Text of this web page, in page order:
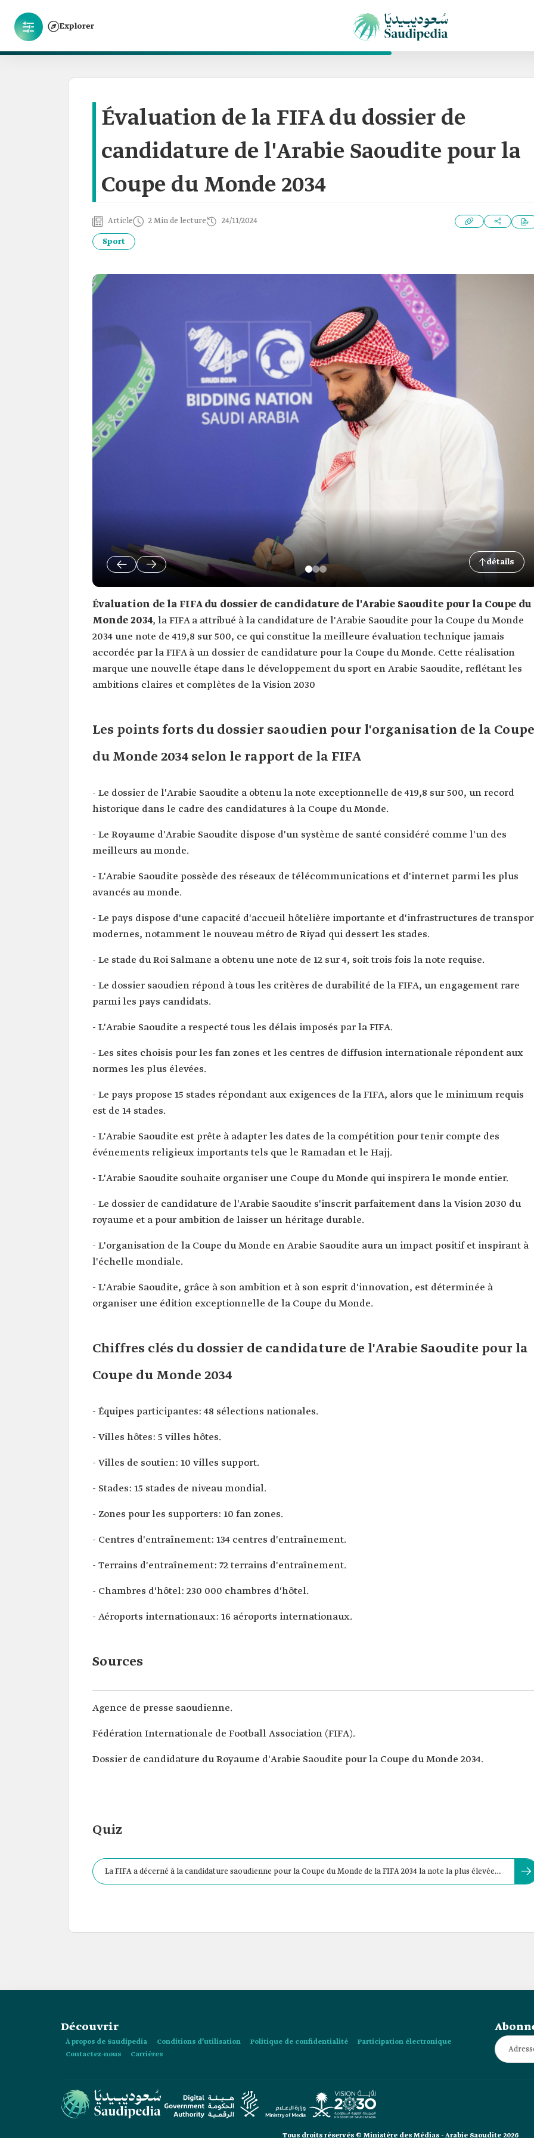
Explorer
Évaluation de la FIFA du dossier de
candidature de l'Arabie Saoudite pour la
Coupe du Monde 2034
Article 2 Min de lecture 24/11/2024
Sport
détails
Évaluation de la FIFA du dossier de candidature de l'Arabie Saoudite pour la Coupe du
Monde 2034, la FIFA a attribué à la candidature de l'Arabie Saoudite pour la Coupe du Monde
2034 une note de 419,8 sur 500, ce qui constitue la meilleure évaluation technique jamais
accordée par la FIFA à un dossier de candidature pour la Coupe du Monde. Cette réalisation
marque une nouvelle étape dans le développement du sport en Arabie Saoudite, reflétant les
ambitions claires et complètes de la Vision 2030
Les points forts du dossier saoudien pour l'organisation de la Coupe
du Monde 2034 selon le rapport de la FIFA
- Le dossier de l'Arabie Saoudite a obtenu la note exceptionnelle de 419,8 sur 500, un record
historique dans le cadre des candidatures à la Coupe du Monde.
- Le Royaume d'Arabie Saoudite dispose d'un système de santé considéré comme l'un des
meilleurs au monde.
- L'Arabie Saoudite possède des réseaux de télécommunications et d'internet parmi les plus
avancés au monde.
- Le pays dispose d'une capacité d'accueil hôtelière importante et d'infrastructures de
modernes, notamment le nouveau métro de Riyad qui dessert les stades.
- Le stade du Roi Salmane a obtenu une note de 12 sur 4, soit trois fois la note requise.
- Le dossier saoudien répond à tous les critères de durabilité de la FIFA, un engagement rare
parmi les pays candidats.
- L'Arabie Saoudite a respecté tous les délais imposés par la FIFA.
- Les sites choisis pour les fan zones et les centres de diffusion internationale répondent aux
normes les plus élevées.
- Le pays propose 15 stades répondant aux exigences de la FIFA, alors que le minimum requis
est de 14 stades.
- L'Arabie Saoudite est prête à adapter les dates de la compétition pour tenir compte des
événements religieux importants tels que le Ramadan et le Hajj.
- L'Arabie Saoudite souhaite organiser une Coupe du Monde qui inspirera le monde entier.
- Le dossier de candidature de l'Arabie Saoudite s'inscrit parfaitement dans la Vision 2030 du
royaume et a pour ambition de laisser un héritage durable.
- L'organisation de la Coupe du Monde en Arabie Saoudite aura un impact positif et inspirant à
l'échelle mondiale.
- L'Arabie Saoudite, grâce à son ambition et à son esprit d'innovation, est déterminée à
organiser une édition exceptionnelle de la Coupe du Monde.
Chiffres clés du dossier de candidature de l'Arabie Saoudite pour la
Coupe du Monde 2034
- Équipes participantes: 48 sélections nationales.
- Villes hôtes: 5 villes hôtes.
- Villes de soutien: 10 villes support.
- Stades: 15 stades de niveau mondial.
- Zones pour les supporters: 10 fan zones.
- Centres d'entraînement: 134 centres d'entraînement.
- Terrains d'entraînement: 72 terrains d'entraînement.
- Chambres d'hôtel: 230 000 chambres d'hôtel.
- Aéroports internationaux: 16 aéroports internationaux.
Sources
Agence de presse saoudienne.
Fédération Internationale de Football Association (FIFA).
Dossier de candidature du Royaume d'Arabie Saoudite pour la Coupe du Monde 2034.
Quiz
La FIFA a décerné à la candidature saoudienne pour la Coupe du Monde de la FIFA 2034 la note la plus élevée
Découvrir
À propos de Saudipedia Conditions d’utilisation Politique de confidentialité
Participation électronique
Contactez-nous
Carrières
Tous droits réservés © Ministère des Médias - Arabie Saoudite 2026